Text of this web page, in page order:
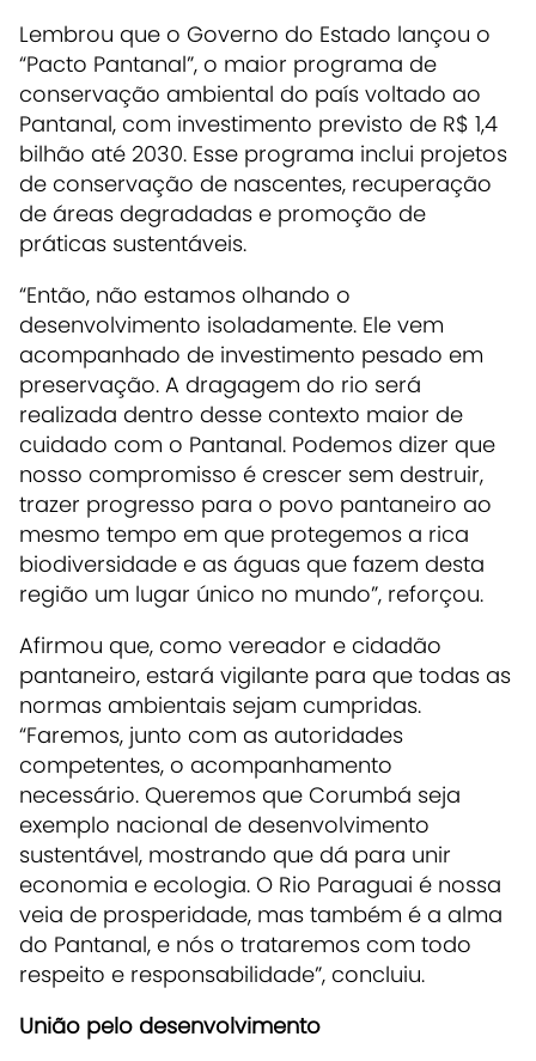
Lembrou que o Governo do Estado lançou o
“Pacto Pantanal”, o maior programa de
conservação ambiental do país voltado ao
Pantanal, com investimento previsto de R$ 1,4
bilhão até 2030. Esse programa inclui projetos
de conservação de nascentes, recuperação
de áreas degradadas e promoção de
práticas sustentáveis.
“Então, não estamos olhando o
desenvolvimento isoladamente. Ele vem
acompanhado de investimento pesado em
preservação. A dragagem do rio será
realizada dentro desse contexto maior de
cuidado com o Pantanal. Podemos dizer que
nosso compromisso é crescer sem destruir,
trazer progresso para o povo pantaneiro ao
mesmo tempo em que protegemos a rica
biodiversidade e as águas que fazem desta
região um lugar único no mundo”, reforçou.
Afirmou que, como vereador e cidadão
pantaneiro, estará vigilante para que todas as
normas ambientais sejam cumpridas.
“Faremos, junto com as autoridades
competentes, o acompanhamento
necessário. Queremos que Corumbá seja
exemplo nacional de desenvolvimento
sustentável, mostrando que dá para unir
economia e ecologia. O Rio Paraguai é nossa
veia de prosperidade, mas também é a alma
do Pantanal, e nós o trataremos com todo
respeito e responsabilidade”, concluiu.
União pelo desenvolvimento